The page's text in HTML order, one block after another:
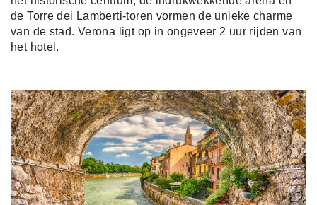
de Torre dei Lamberti-toren vormen de unieke charme
van de stad. Verona ligt op in ongeveer 2 uur rijden van
het hotel.